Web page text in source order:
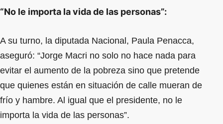
“No le importa la vida de las personas”:
A su turno, la diputada Nacional, Paula Penacca,
aseguró: “Jorge Macri no solo no hace nada para
evitar el aumento de la pobreza sino que pretende
que quienes están en situación de calle mueran de
frío y hambre. Al igual que el presidente, no le
importa la vida de las personas”.